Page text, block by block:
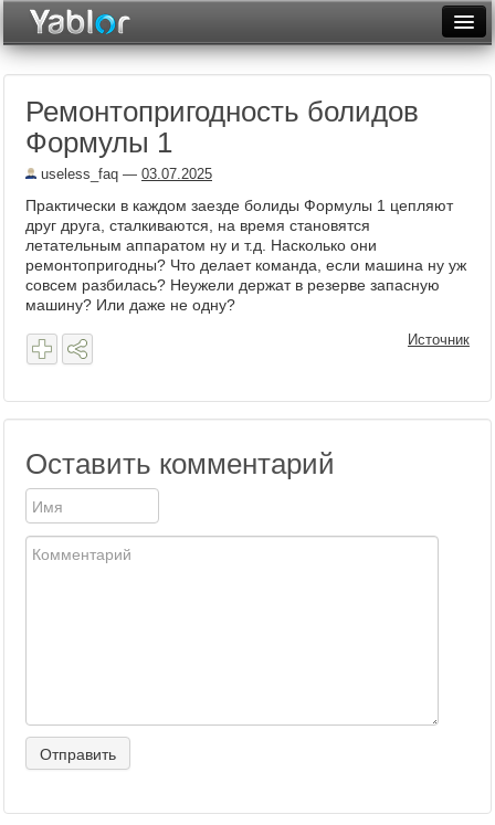
Неделя
Рейтинги
Архив
Фототоп
Ремонтопригодность болидов
Формулы 1
useless_faq — 03.07.2025
Практически в каждом заезде болиды Формулы 1 цепляют
друг друга, сталкиваются, на время становятся
летательным аппаратом ну и т.д. Насколько они
ремонтопригодны? Что делает команда, если машина ну уж
совсем разбилась? Неужели держат в резерве запасную
машину? Или даже не одну?
Источник
Оставить комментарий